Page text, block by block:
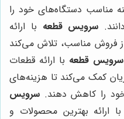
مناسب دستگاه‌های خود را
سرویس قطعه با ارائه
مناسب، تلاش می‌کند
سرویس قطعه با ارائه قطعات
کمک می‌کند تا هزینه‌های
را کاهش دهند. سرویس
ارائه بهترین محصولات و